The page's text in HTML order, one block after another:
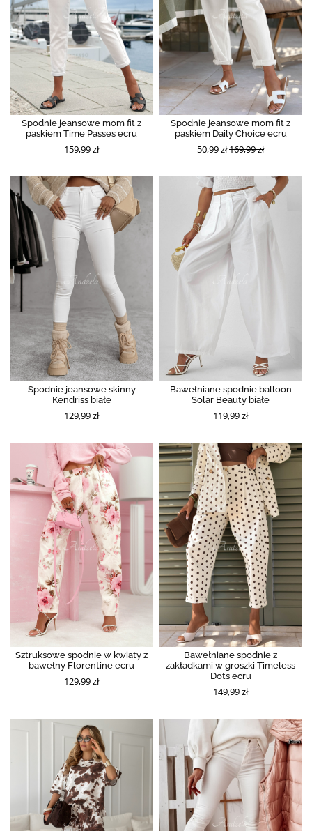
Spodnie jeansowe mom fit z
paskiem Time Passes ecru
159,99 zł
Spodnie jeansowe mom fit z
paskiem Daily Choice ecru
50,99 zł169,99 zł
Spodnie jeansowe skinny
Kendriss białe
129,99 zł
Bawełniane spodnie balloon
Solar Beauty białe
119,99 zł
Sztruksowe spodnie w kwiaty z
bawełny Florentine ecru
129,99 zł
Bawełniane spodnie z
zakładkami w groszki Timeless
Dots ecru
149,99 zł